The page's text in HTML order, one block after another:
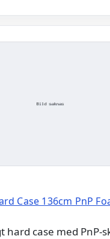
Case 136cm PnP
hard case med PnP-